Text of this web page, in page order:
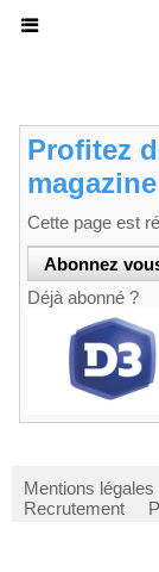
Profitez
magazine
Cette page est
Déjà abonné ?
Mentions légales
Recrutement